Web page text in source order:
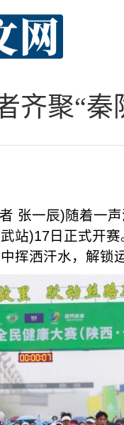
齐聚“
张一辰)随着一
站)17日正式开
挥洒汗水，解锁